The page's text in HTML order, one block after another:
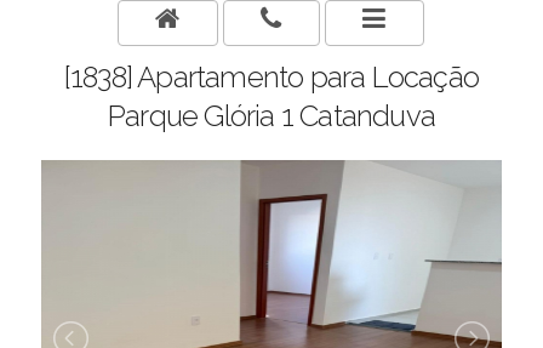
[1838] Apartamento para Locação
Parque Glória 1 Catanduva